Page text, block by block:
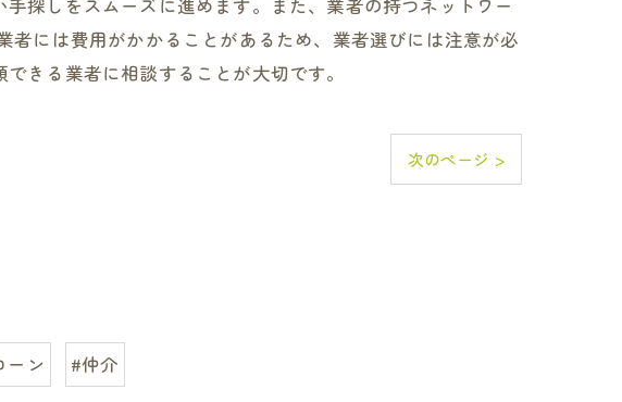
探しをスムーズに進めます。また、業者の持つネットワー
には費用がかかることがあるため、業者選びには注意が必
きる業者に相談することが大切です。
次のページ >
ーン #仲介